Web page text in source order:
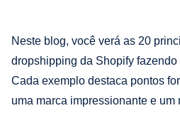
Neste blog, você verá as 20
dropshipping da Shopify
Cada exemplo destaca pontos
uma marca impressionante e um